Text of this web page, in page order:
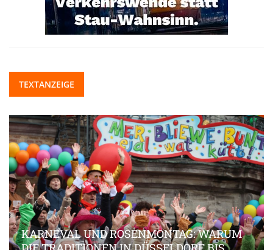
TEXTANZEIGE
KARNEVAL UND ROSENMONTAG: WARUM